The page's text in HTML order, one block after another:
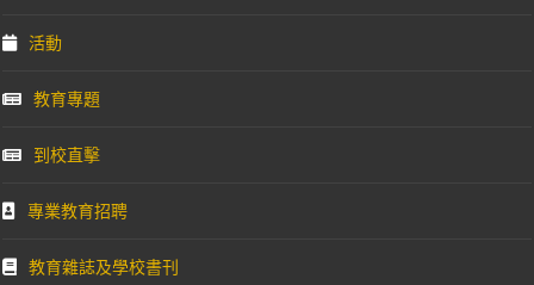
活動
教育專題
到校直擊
專業教育招聘
教育雜誌及學校書刊